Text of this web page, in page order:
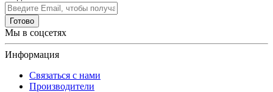
Готово
Мы в соцсетях
Информация
Связаться с нами
Производители